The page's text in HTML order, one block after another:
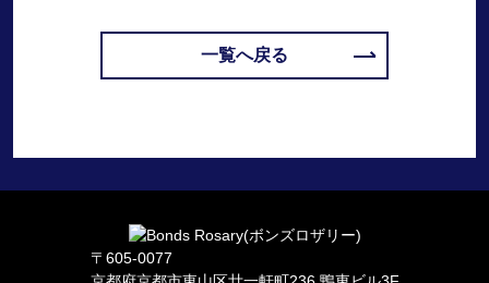
一覧へ戻る
〒605-0077